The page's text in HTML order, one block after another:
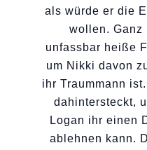
als würde er die
wollen. Ganz
unfassbar heiße
um Nikki davon
ihr Traummann
dahintersteckt,
Logan ihr einen
ablehnen kann.